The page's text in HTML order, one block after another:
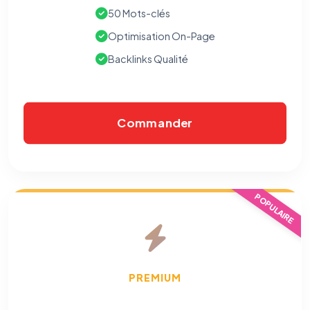
50 Mots-clés
Optimisation On-Page
Backlinks Qualité
Commander
POPULAIRE
PREMIUM
Nécessaires au fonctionnement du site : session, sécurité,
peuvent pas être désactivés.
anonymisées via Google Analytics.
Permettent d'afficher des publicités pertinentes et de